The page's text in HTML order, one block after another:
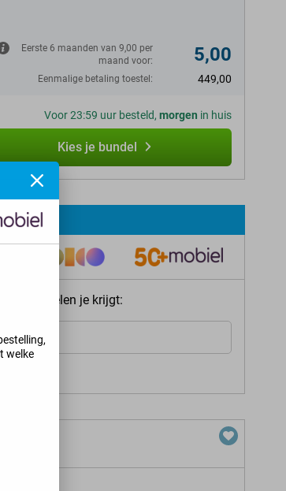
Eerste 6 maanden van 9,00 per
maand voor:
5,00
Eenmalige betaling toestel: 449,00
Voor 23:59 uur besteld, morgen in huis
Kies je bundel
voordelen je krijgt:
welke